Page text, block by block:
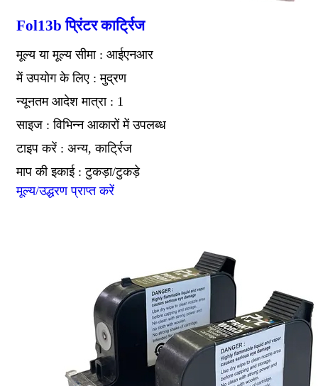
Fol13b प्रिंटर कार्ट्रिज
मूल्य या मूल्य सीमा : आईएनआर
में उपयोग के लिए : मुद्रण
न्यूनतम आदेश मात्रा : 1
साइज : विभिन्न आकारों में उपलब्ध
टाइप करें : अन्य, कार्ट्रिज
माप की इकाई : टुकड़ा/टुकड़े
मूल्य/उद्धरण प्राप्त करें